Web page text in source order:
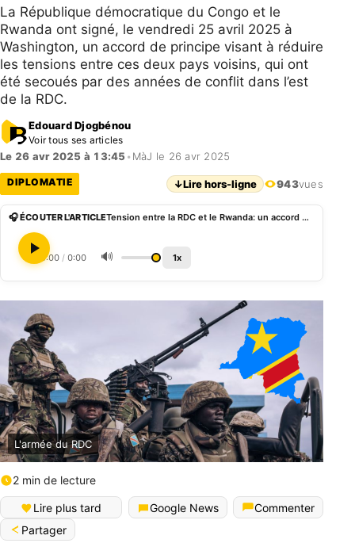
La République démocratique du Congo et le
Rwanda ont signé, le vendredi 25 avril 2025 à
Washington, un accord de principe visant à réduire
les tensions entre ces deux pays voisins, qui ont
été secoués par des années de conflit dans l’est
de la RDC.
Edouard Djogbénou
Voir tous ses articles
Le 26 avr 2025 à 13:45 • MàJ le 26 avr 2025
DIPLOMATIE ↓Lire hors-ligne 943vues
🎧 ÉCOUTER L'ARTICLE Tension entre la RDC et le Rwanda: un accord de principe signé entre les 2 Etats
0:00 / 0:00 🔊 1x
L'armée du RDC
2 min de lecture
Lire plus tard Google News
Commenter
Partager